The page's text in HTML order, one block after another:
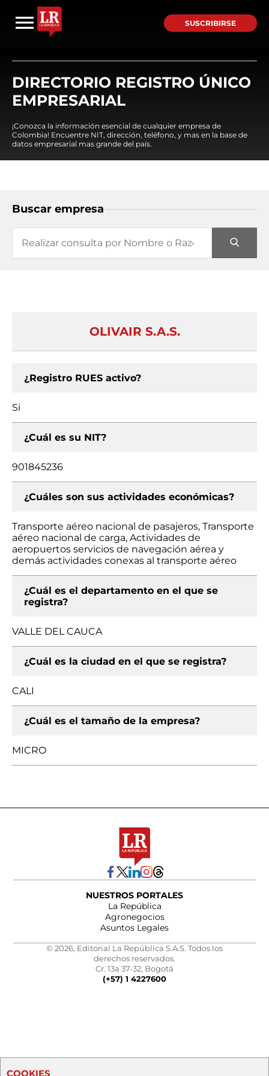
SUSCRIBIRSE
DIRECTORIO REGISTRO ÚNICO
EMPRESARIAL
¡Conozca la información esencial de cualquier empresa de
Colombia! Encuentre NIT, dirección, teléfono, y mas en la base de
datos empresarial mas grande del país.
Buscar empresa
OLIVAIR S.A.S.
¿Registro RUES activo?
Si
¿Cuál es su NIT?
901845236
¿Cuáles son sus actividades económicas?
Transporte aéreo nacional de pasajeros, Transporte
aéreo nacional de carga, Actividades de
aeropuertos servicios de navegación aérea y
demás actividades conexas al transporte aéreo
¿Cuál es el departamento en el que se
registra?
VALLE DEL CAUCA
¿Cuál es la ciudad en el que se registra?
CALI
¿Cuál es el tamaño de la empresa?
MICRO
NUESTROS PORTALES
La República
Agronegocios
Asuntos Legales
© 2026, Editorial La República S.A.S. Todos los
derechos reservados.
Cr. 13a 37-32, Bogotá
(+57) 1 4227600
COOKIES